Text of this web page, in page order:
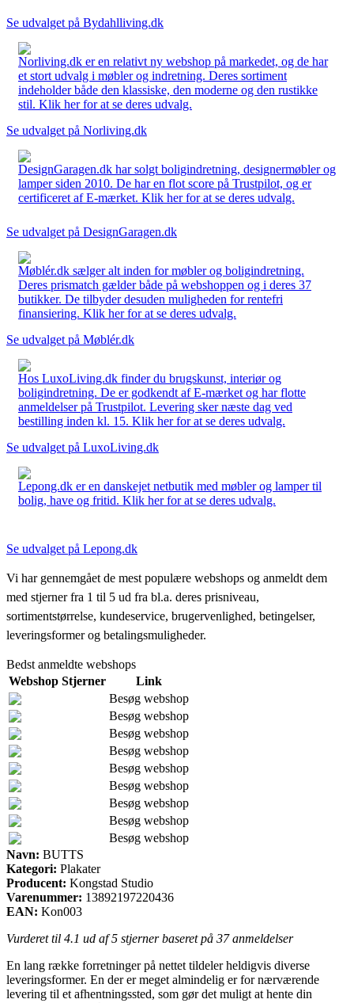
Se udvalget på Bydahlliving.dk
Norliving.dk er en relativt ny webshop på markedet, og de har
et stort udvalg i møbler og indretning. Deres sortiment
indeholder både den klassiske, den moderne og den rustikke
stil. Klik her for at se deres udvalg.
Se udvalget på Norliving.dk
DesignGaragen.dk har solgt boligindretning, designermøbler og
lamper siden 2010. De har en flot score på Trustpilot, og er
certificeret af E-mærket. Klik her for at se deres udvalg.
Se udvalget på DesignGaragen.dk
Møblér.dk sælger alt inden for møbler og boligindretning.
Deres prismatch gælder både på webshoppen og i deres 37
butikker. De tilbyder desuden muligheden for rentefri
finansiering. Klik her for at se deres udvalg.
Se udvalget på Møblér.dk
Hos LuxoLiving.dk finder du brugskunst, interiør og
boligindretning. De er godkendt af E-mærket og har flotte
anmeldelser på Trustpilot. Levering sker næste dag ved
bestilling inden kl. 15. Klik her for at se deres udvalg.
Se udvalget på LuxoLiving.dk
Lepong.dk er en danskejet netbutik med møbler og lamper til
bolig, have og fritid. Klik her for at se deres udvalg.
Se udvalget på Lepong.dk
Vi har gennemgået de mest populære webshops og anmeldt dem
med stjerner fra 1 til 5 ud fra bl.a. deres prisniveau,
sortimentstørrelse, kundeservice, brugervenlighed, betingelser,
leveringsformer og betalingsmuligheder.
Bedst anmeldte webshops
Webshop Stjerner
Link
Besøg webshop
Besøg webshop
Besøg webshop
Besøg webshop
Besøg webshop
Besøg webshop
Besøg webshop
Besøg webshop
Besøg webshop
Navn: BUTTS
Kategori: Plakater
Producent: Kongstad Studio
Varenummer: 13892197220436
EAN: Kon003
Vurderet til 4.1 ud af 5 stjerner baseret på 37anmeldelser
En lang række forretninger på nettet tildeler heldigvis diverse
leveringsformer. En der er meget almindelig er for nærværende
levering til et afhentningssted, som gør det muligt at hente din